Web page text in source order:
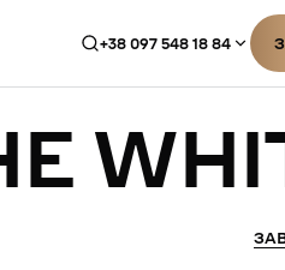
+38 097 548 18 84